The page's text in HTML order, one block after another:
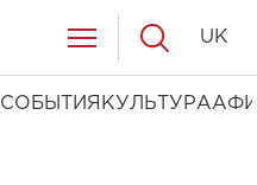
СОБЫТИЯ КУЛЬТУРА
UK